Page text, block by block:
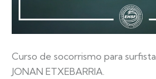
Curso de socorrismo para
JONAN ETXEBARRIA.